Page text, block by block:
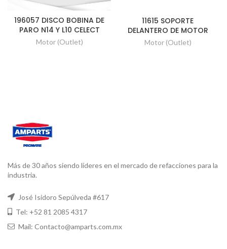
196057 DISCO BOBINA DE
PARO N14 Y L10 CELECT
Motor (Outlet)
11615 SOPORTE
DELANTERO DE MOTOR
Motor (Outlet)
Más de 30 años siendo líderes en el mercado de refacciones para la
industria.
José Isidoro Sepúlveda #617
Tel: +52 81 2085 4317
Mail: Contacto@amparts.com.mx